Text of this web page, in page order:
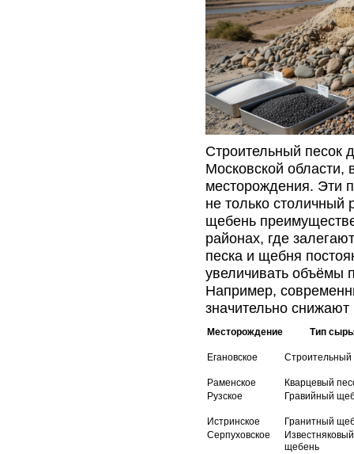
Строительный песок
Московской области,
месторождения. Эти
не только столичный
щебень
районах, где
песка и щебня
увеличивать объёмы
Например,
значительно
Месторождение Тип
Егановское Строительный
Раменское
Кварцевый
Рузское
Гравийный
Истринское
Гранитный
Серпуховское
Известняковый
щебень